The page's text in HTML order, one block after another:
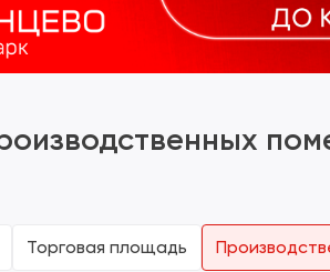
Торговая площадь